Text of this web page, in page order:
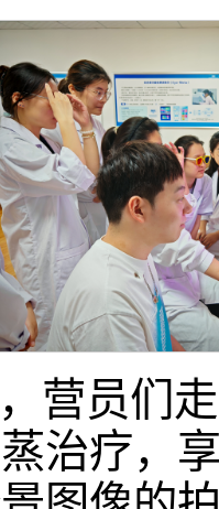
营员们
治疗，